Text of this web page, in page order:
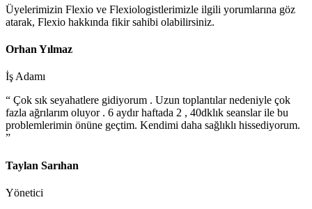
Üyelerimizin Flexio ve Flexiologistlerimizle ilgili yorumlarına göz
atarak, Flexio hakkında fikir sahibi olabilirsiniz.
Orhan Yılmaz
İş Adamı
“ Çok sık seyahatlere gidiyorum . Uzun toplantılar nedeniyle çok
fazla ağrılarım oluyor . 6 aydır haftada 2 , 40dklık seanslar ile bu
problemlerimin önüne geçtim. Kendimi daha sağlıklı hissediyorum.
”
Taylan Sarıhan
Yönetici